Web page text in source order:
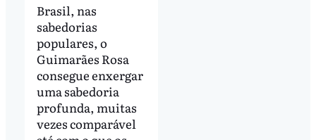
Brasil, nas
sabedorias
populares, o
Guimarães Rosa
consegue enxergar
uma sabedoria
profunda, muitas
vezes comparável